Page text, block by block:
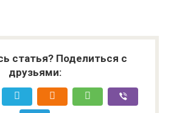
статья? Поделиться с
друзьями: